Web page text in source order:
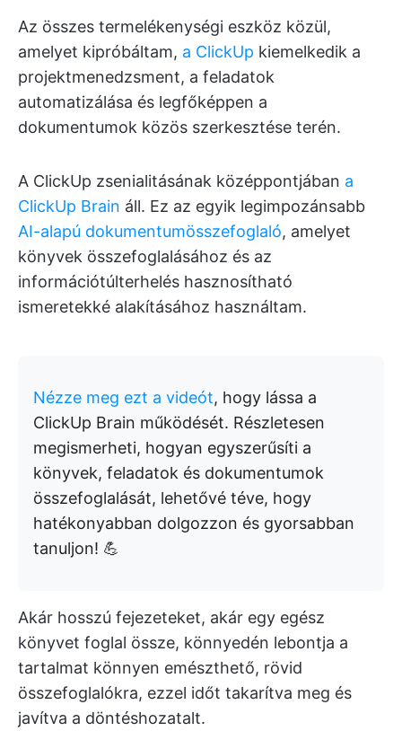
Az összes termelékenységi eszköz közül,
amelyet kipróbáltam, a ClickUp kiemelkedik a
projektmenedzsment, a feladatok
automatizálása és legfőképpen a
dokumentumok közös szerkesztése terén.
A ClickUp zsenialitásának középpontjában a
ClickUp Brain áll. Ez az egyik legimpozánsabb
AI-alapú dokumentumösszefoglaló, amelyet
könyvek összefoglalásához és az
információtúlterhelés hasznosítható
ismeretekké alakításához használtam.
Nézze meg ezt a videót, hogy lássa a
ClickUp Brain működését. Részletesen
megismerheti, hogyan egyszerűsíti a
könyvek, feladatok és dokumentumok
összefoglalását, lehetővé téve, hogy
hatékonyabban dolgozzon és gyorsabban
tanuljon! 💪
Akár hosszú fejezeteket, akár egy egész
könyvet foglal össze, könnyedén lebontja a
tartalmat könnyen emészthető, rövid
összefoglalókra, ezzel időt takarítva meg és
javítva a döntéshozatalt.